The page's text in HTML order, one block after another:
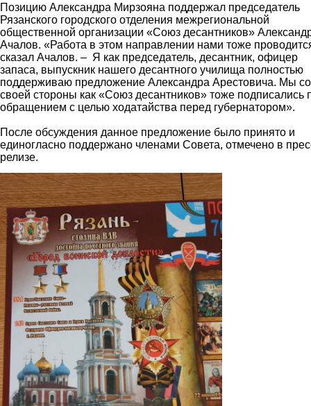
Позицию Александра Мирзояна поддержал председатель
Рязанского городского отделения межрегиональной
общественной организации «Союз десантников»
Ачалов. «Работа в этом направлении нами тоже
сказал Ачалов. – Я как председатель, десантник, офицер
запаса, выпускник нашего десантного училища полностью
поддерживаю предложение Александра Арестовича. Мы со
своей стороны как «Союз десантников» тоже подписались
обращением с целью ходатайства перед губернатором».
После обсуждения данное предложение было принято и
единогласно поддержано членами Совета, отмечено в
релизе.
2.jpg